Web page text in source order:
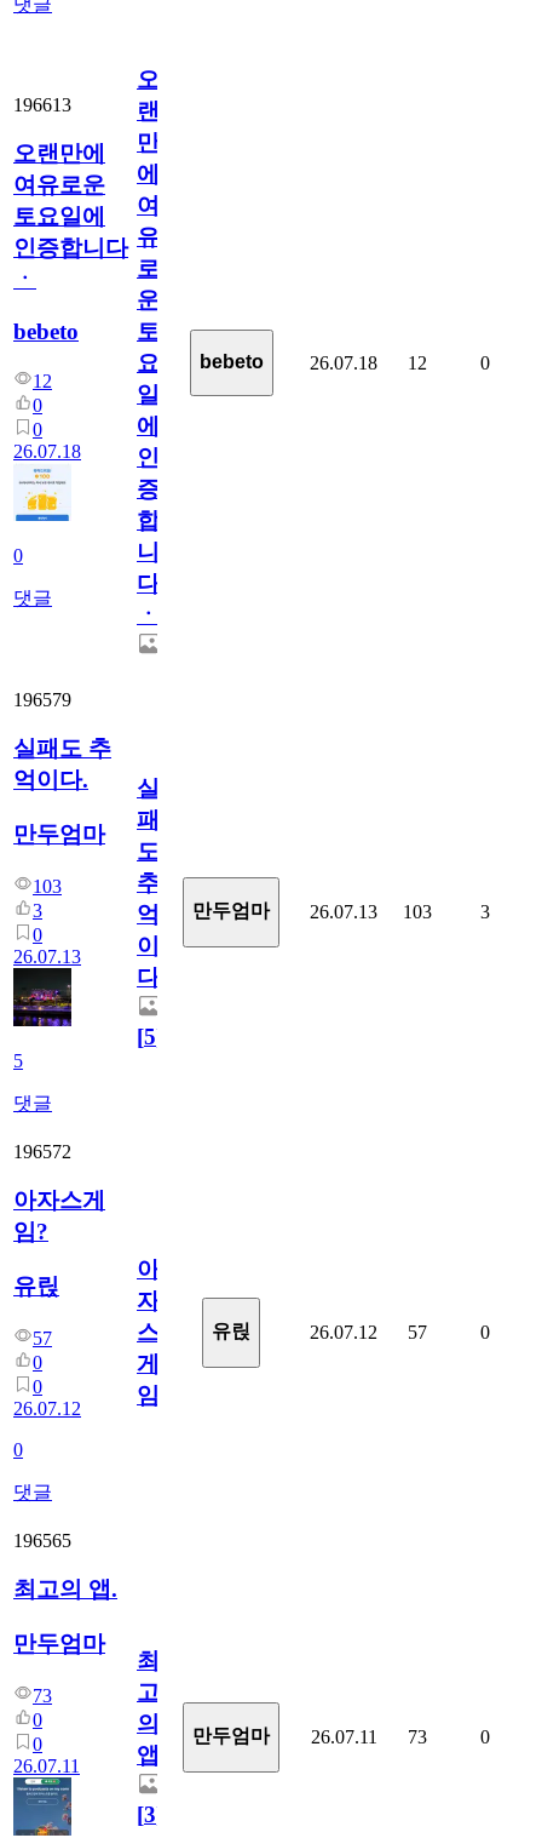
196613
오랜만에
여유로운
토요일에
인증합니다
ㆍ
bebeto
12
0
0
26.07.18
0
댓글
오
랜
만
에
여
유
로
운
토
요
일
에
인
증
합
니
다
ㆍ
bebeto 26.07.18 12 0
196579
실패도 추
억이다.
만두엄마
103
3
0
26.07.13
5
댓글
실
패
도
추
억
이
다.
[5]
만두엄마 26.07.13 103 3
196572
아자스게
임?
유릱
57
0
0
26.07.12
0
댓글
아
자
스
게
임?
유릱 26.07.12 57 0
196565
최고의 앱.
만두엄마
73
0
0
26.07.11
최
고
의
앱.
[3]
만두엄마 26.07.11 73 0